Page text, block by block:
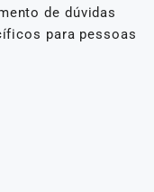
de dúvidas
para pessoas